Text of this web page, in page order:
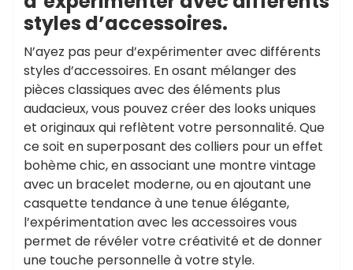
styles d’accessoires.
N’ayez pas peur d’expérimenter avec différents
styles d’accessoires. En osant mélanger des
pièces classiques avec des éléments plus
audacieux, vous pouvez créer des looks uniques
et originaux qui reflètent votre personnalité. Que
ce soit en superposant des colliers pour un effet
bohème chic, en associant une montre vintage
avec un bracelet moderne, ou en ajoutant une
casquette tendance à une tenue élégante,
l’expérimentation avec les accessoires vous
permet de révéler votre créativité et de donner
une touche personnelle à votre style.